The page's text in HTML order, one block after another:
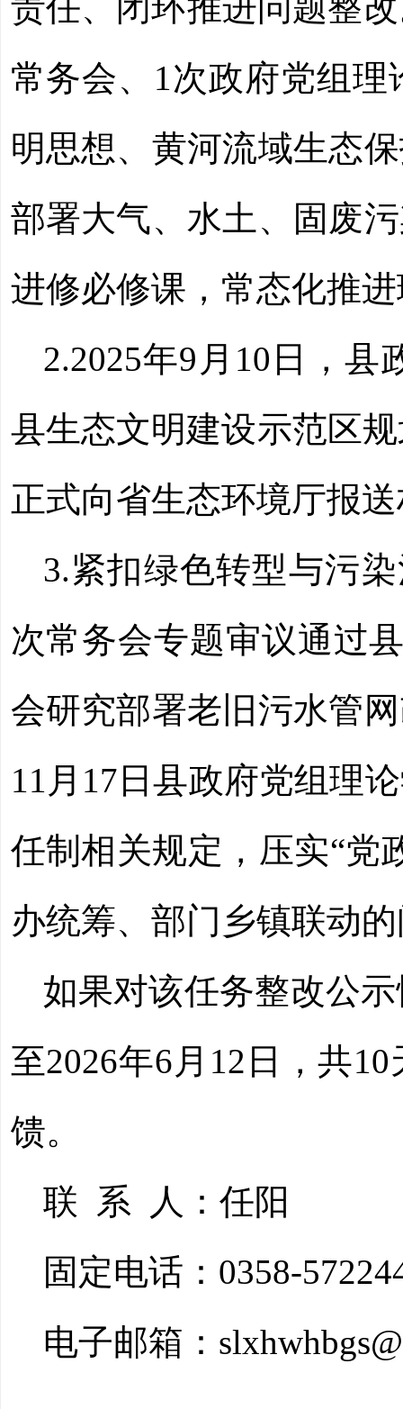
常务会、1次政府党组
明思想、黄河流域生态
部署大气、水土、固废
进修必修课，常态化推
2.2025年9月10日，
县生态文明建设示范区
正式向省生态环境厅报
3.紧扣绿色转型与污
次常务会专题审议通过
会研究部署老旧污水管
11月17日县政府党组理
任制相关规定，压实“党
办统筹、部门乡镇联动
如果对该任务整改公
至2026年6月12日，共
馈。
联
系
人：任阳
固定电话： 0358-
电子邮箱：